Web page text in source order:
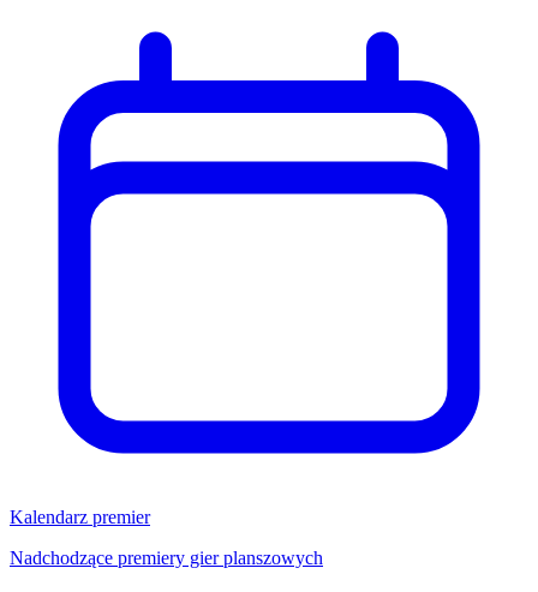
Kalendarz premier
Nadchodzące premiery gier planszowych